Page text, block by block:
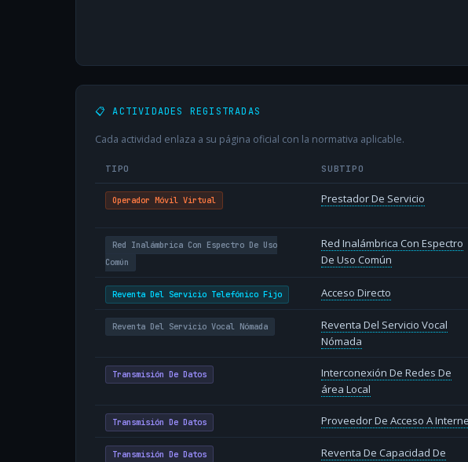
📋 ACTIVIDADES REGISTRADAS
Cada actividad enlaza a su página oficial con la normativa aplicable.
TIPO SUBTIPO
Operador Móvil Virtual Prestador De Servicio
Red Inalámbrica Con Espectro De Uso
Común
Red Inalámbrica Con Espectro
De Uso Común
Reventa Del Servicio Telefónico Fijo Acceso Directo
Reventa Del Servicio Vocal Nómada
Reventa Del Servicio Vocal
Nómada
Transmisión De Datos
Interconexión De Redes De
área Local
Transmisión De Datos Proveedor De Acceso A
Transmisión De Datos Reventa De Capacidad De